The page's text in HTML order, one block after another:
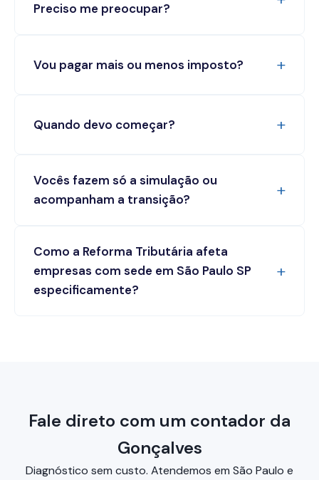
Preciso me preocupar?
Vou pagar mais ou menos imposto?
Quando devo começar?
Vocês fazem só a simulação ou
acompanham a transição?
Como a Reforma Tributária afeta
empresas com sede em São Paulo SP
especificamente?
Fale direto com um contador da
Gonçalves
Diagnóstico sem custo. Atendemos em São Paulo e